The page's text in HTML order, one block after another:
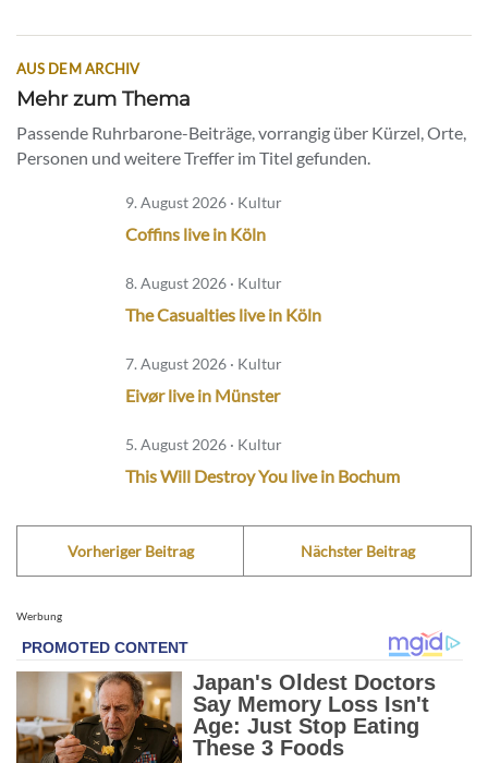
AUS DEM ARCHIV
Mehr zum Thema
Passende Ruhrbarone-Beiträge, vorrangig über Kürzel, Orte,
Personen und weitere Treffer im Titel gefunden.
9. August 2026 · Kultur
Coffins live in Köln
8. August 2026 · Kultur
The Casualties live in Köln
7. August 2026 · Kultur
Eivør live in Münster
5. August 2026 · Kultur
This Will Destroy You live in Bochum
Vorheriger Beitrag Nächster Beitrag
Werbung